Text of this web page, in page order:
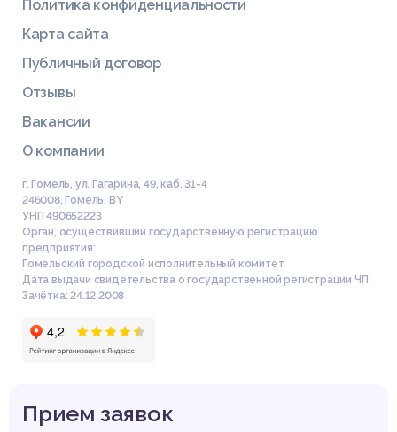
Политика конфиденциальности
Карта сайта
Публичный договор
Отзывы
Вакансии
О компании
г. Гомель, ул. Гагарина, 49, каб. 31-4
246008,Гомель BY
УНП 490652223
Орган, осуществивший государственную регистрацию
предприятия:
Гомельский городской исполнительный комитет
Дата выдачи свидетельства о государственной регистрации ЧП
Зачётка: 24.12.2008
Прием заявок